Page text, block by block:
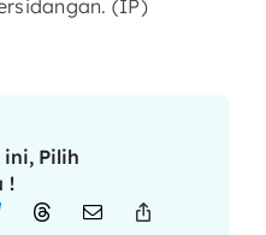
(IP)
Pilih
!